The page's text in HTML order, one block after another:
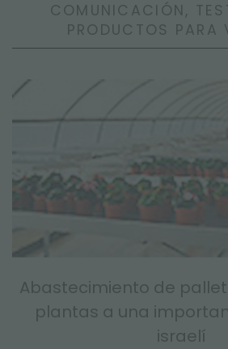
COMUNICACIÓN,
PRODUCTOS PARA
Abastecimiento de
plantas a una
israelí